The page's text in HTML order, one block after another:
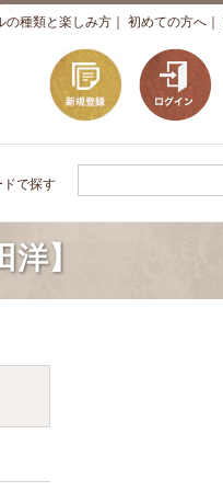
初めての方へ
の種類と楽しみ方
ドで探す
】